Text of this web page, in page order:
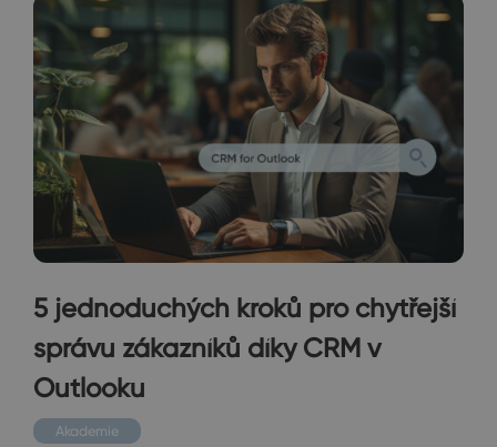
5 jednoduchých kroků pro chytřejší
správu zákazníků díky CRM v
Outlooku
Akademie